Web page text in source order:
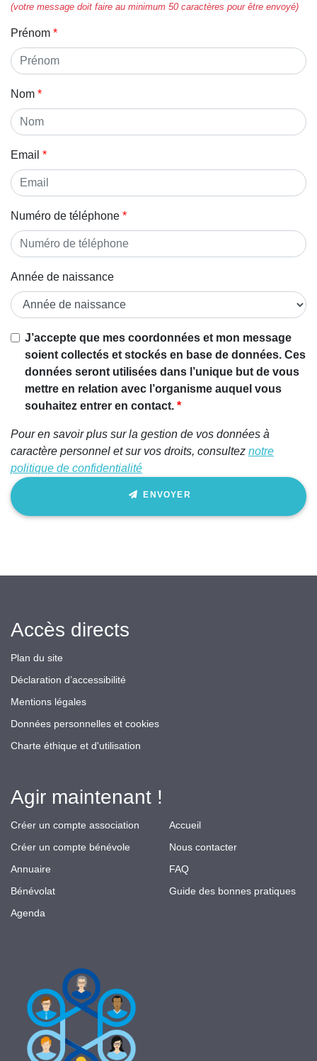
(votre message doit faire au minimum 50 caractères pour être envoyé)
Prénom
Nom
Email
Numéro de téléphone
Année de naissance
J’accepte que mes coordonnées et mon message
soient collectés et stockés en base de données. Ces
données seront utilisées dans l’unique but de vous
mettre en relation avec l’organisme auquel vous
souhaitez entrer en contact.
Pour en savoir plus sur la gestion de vos données à
caractère personnel et sur vos droits, consultez notre
politique de confidentialité
ENVOYER
Accès directs
Plan du site
Déclaration d’accessibilité
Mentions légales
Données personnelles et cookies
Charte éthique et d'utilisation
Agir maintenant !
Créer un compte association
Créer un compte bénévole
Annuaire
Bénévolat
Agenda
Accueil
Nous contacter
FAQ
Guide des bonnes pratiques